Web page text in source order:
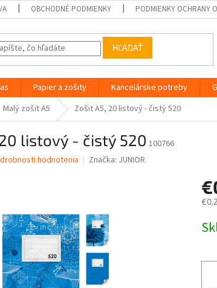
OBCHODNÉ PODMIENKY PODMIENKY OCHRANY
HĽADAŤ
Papier a zošity Kancelárske potreby
Malý zošit A5 Zošit A5, 20 listový - čistý 520
listový - čistý 520 100766
hodnotenia Značka: JUNIOR